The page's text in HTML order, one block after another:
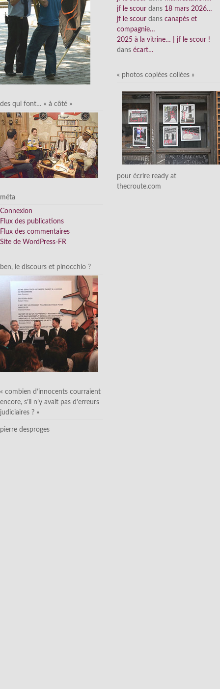
des qui font… « à côté »
méta
Connexion
Flux des publications
Flux des commentaires
Site de WordPress-FR
ben, le discours et pinocchio ?
« combien d’innocents courraient
encore, s’il n’y avait pas d’erreurs
judiciaires ? »
pierre desproges
jf le scour dans 18 mars 2026…
jf le scour dans canapés et
compagnie…
2025 à la vitrine… | jf le scour !
dans écart…
« photos copiées collées »
pour écrire ready at
thecroute.com